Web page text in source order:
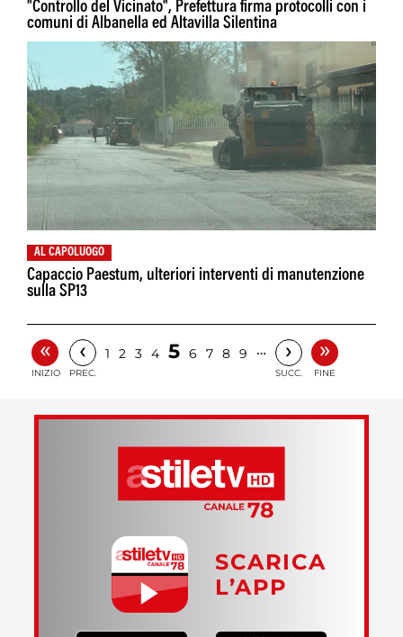
"Controllo del Vicinato", Prefettura firma protocolli con i
comuni di Albanella ed Altavilla Silentina
AL CAPOLUOGO
Capaccio Paestum, ulteriori interventi di manutenzione
sulla SP13
«
INIZIO
‹
PREC.
1 2 3 4 5 6 7 8 9 … ›
SUCC.
»
FINE
SCARICA
L’APP